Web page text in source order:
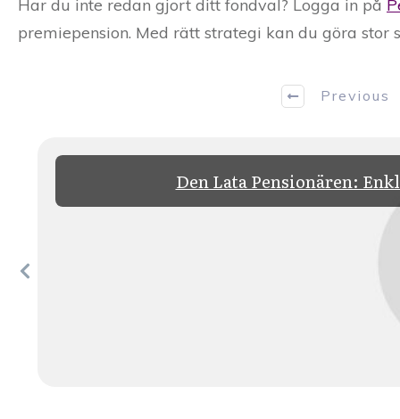
Har du inte redan gjort ditt fondval? Logga in på
premiepension. Med rätt strategi kan du göra
Previous
Den Lata Pensionären: